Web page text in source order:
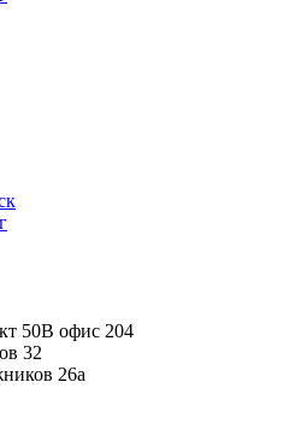
50В офис 204
32
26а